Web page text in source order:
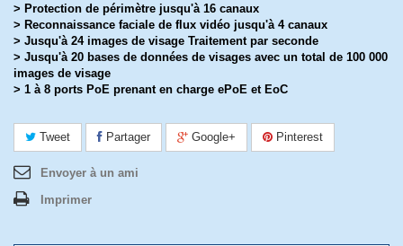
> Protection de périmètre jusqu'à 16 canaux
> Reconnaissance faciale de flux vidéo jusqu'à 4 canaux
> Jusqu'à 24 images de visage Traitement par seconde
> Jusqu'à 20 bases de données de visages avec un total de 100 000
images de visage
> 1 à 8 ports PoE prenant en charge ePoE et EoC
Tweet Partager Google+ Pinterest
Envoyer à un ami
Imprimer